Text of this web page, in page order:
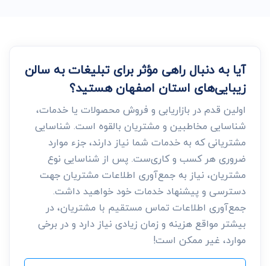
آیا به دنبال راهی مؤثر برای تبلیغات به سالن
زیبایی‌های استان اصفهان هستید؟
اولین قدم در بازاریابی و فروش محصولات یا خدمات،
شناسایی مخاطبین و مشتریان بالقوه است. شناسایی
مشتریانی که به خدمات شما نیاز دارند، جزء موارد
ضروری هر کسب و کاری‌ست. پس از شناسایی نوع
مشتریان، نیاز به جمع‌آوری اطلاعات مشتریان جهت
دسترسی و پیشنهاد خدمات خود خواهید داشت.
جمع‌آوری اطلاعات تماس مستقیم با مشتریان، در
بیشتر مواقع هزینه و زمان زیادی نیاز دارد و در برخی
موارد، غیر ممکن است!